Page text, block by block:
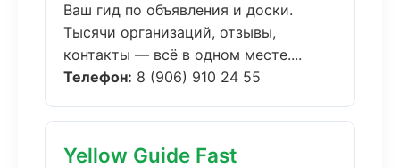
Ваш гид по объявления и доски.
Тысячи организаций, отзывы,
контакты — всё в одном месте....
Телефон: 8 (906) 910 24 55
Yellow Guide Fast